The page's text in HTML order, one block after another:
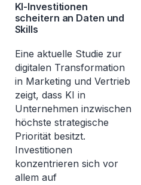
KI-Investitionen
scheitern an Daten und
Skills
Eine aktuelle Studie zur
digitalen Transformation
in Marketing und Vertrieb
zeigt, dass KI in
Unternehmen inzwischen
höchste strategische
Priorität besitzt.
Investitionen
konzentrieren sich vor
allem auf